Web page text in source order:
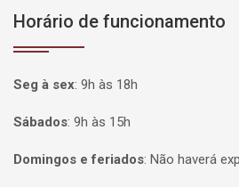
Horário de funcionamento
Seg à sex: 9h às 18h
Sábados: 9h às 15h
Domingos e feriados: Não haverá